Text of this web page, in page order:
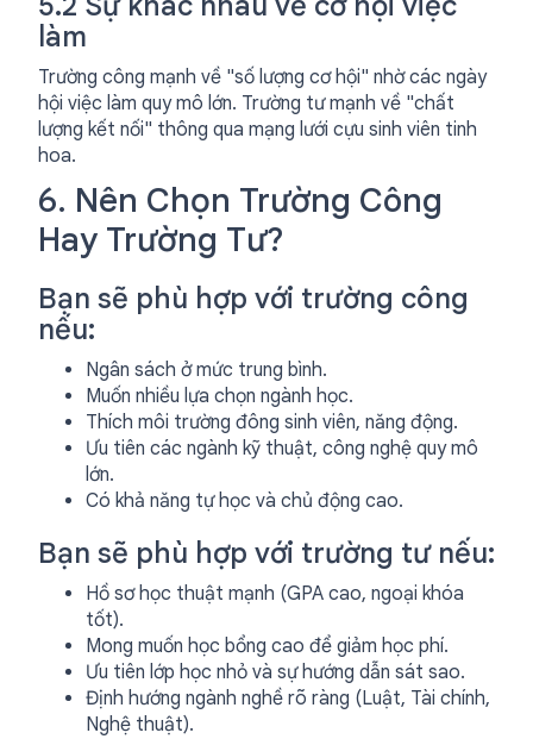
làm
Trường công mạnh về "số lượng cơ hội" nhờ các ngày
hội việc làm quy mô lớn. Trường tư mạnh về "chất
lượng kết nối" thông qua mạng lưới cựu sinh viên tinh
hoa.
6. Nên Chọn Trường Công
Hay Trường Tư?
Bạn sẽ phù hợp với trường công
nếu:
Ngân sách ở mức trung bình.
Muốn nhiều lựa chọn ngành học.
Thích môi trường đông sinh viên, năng động.
Ưu tiên các ngành kỹ thuật, công nghệ quy mô
lớn.
Có khả năng tự học và chủ động cao.
Bạn sẽ phù hợp với trường tư nếu:
Hồ sơ học thuật mạnh (GPA cao, ngoại khóa
tốt).
Mong muốn học bổng cao để giảm học phí.
Ưu tiên lớp học nhỏ và sự hướng dẫn sát sao.
Định hướng ngành nghề rõ ràng (Luật, Tài chính,
Nghệ thuật).